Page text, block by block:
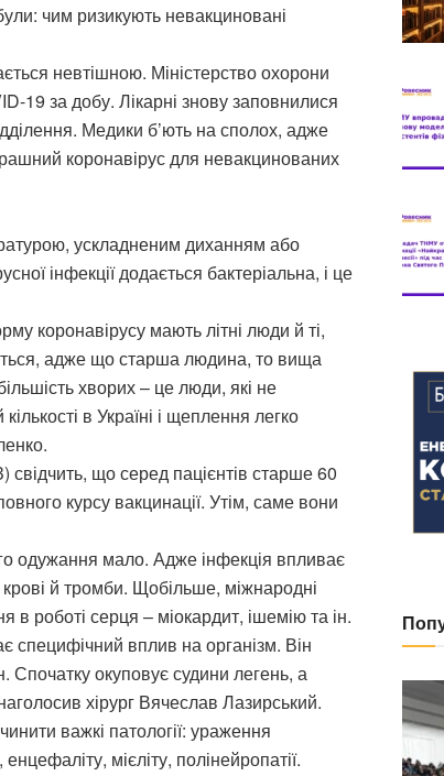
чим ризикують невакциновані
невтішною. Міністерство охорони
19 за добу. Лікарні знову заповнилися
Медики б’ють на сполох, адже
коронавірус для невакцинованих
ускладненим диханням або
інфекції додається бактеріальна, і це
коронавірусу мають літні люди й ті,
адже що старша людина, то вища
хворих – це люди, які не
в Україні і щеплення легко
що серед пацієнтів старше 60
курсу вакцинації. Утім, саме вони
одужання мало. Адже інфекція впливає
й тромби. Щобільше, міжнародні
роботі серця – міокардит, ішемію та ін.
специфічний вплив на організм. Він
Спочатку окуповує судини легень, а
хірург Вячеслав Лазирський.
важкі патології: ураження
мієліту, полінейропатії.